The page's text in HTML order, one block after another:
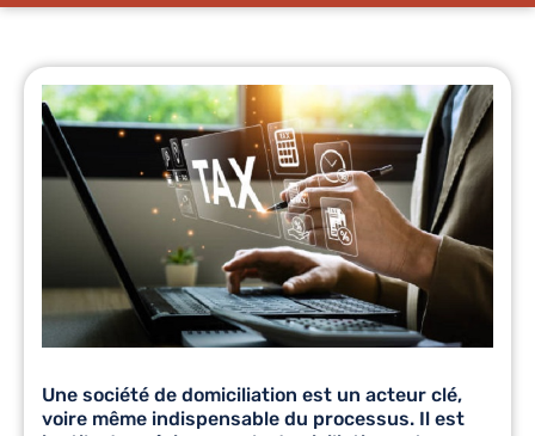
Une société de domiciliation est un acteur clé,
voire même indispensable du processus. Il est